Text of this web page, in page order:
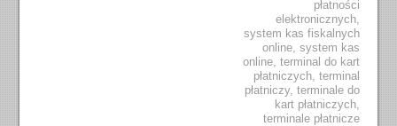
płatności
elektronicznych,
system kas fiskalnych
online, system kas
online, terminal do kart
płatniczych, terminal
płatniczy, terminale do
kart płatniczych,
terminale płatnicze